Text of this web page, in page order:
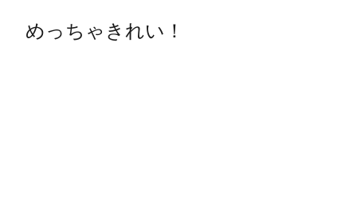
めっちゃきれい！